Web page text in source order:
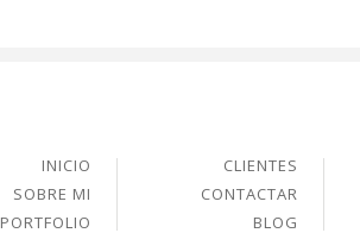
INICIO
SOBRE MI
PORTFOLIO
CLIENTES
CONTACTAR
BLOG